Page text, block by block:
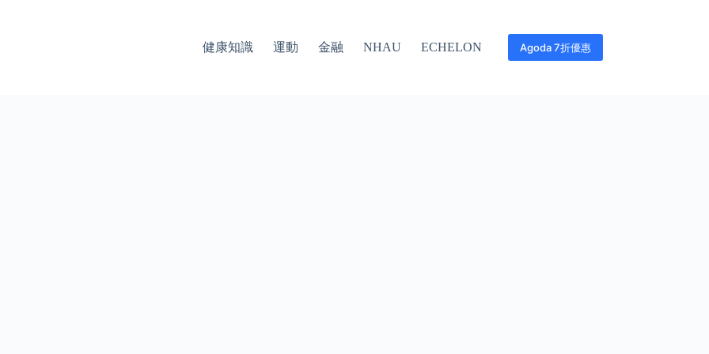
健康知識 運動 金融 NHAU ECHELON Agoda 7折優惠